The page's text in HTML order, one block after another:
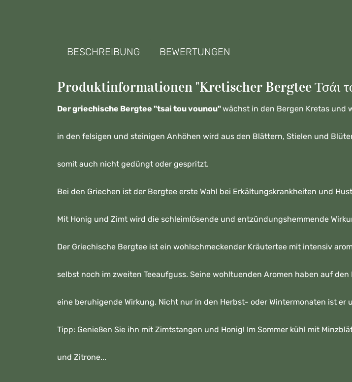
BESCHREIBUNG BEWERTUNGEN
Produktinformationen "Kretischer Bergtee Τσάι
Der griechische Bergtee "tsai tou vounou"wächst in den Bergen Kretas und
in den felsigen und steinigen Anhöhen wird aus den Blättern, Stielen und
somit auch nicht gedüngt oder gespritzt.
Bei den Griechen ist der Bergtee erste Wahl bei Erkältungskrankheiten und
Mit Honig und Zimt wird die schleimlösende und entzündungshemmende
Der Griechische Bergtee ist ein wohlschmeckender Kräutertee mit intensiv
selbst noch im zweiten Teeaufguss. Seine wohltuenden Aromen haben auf den
eine beruhigende Wirkung. Nicht nur in den Herbst- oder Wintermonaten ist er
Tipp: Genießen Sie ihn mit Zimtstangen und Honig! Im Sommer kühl mit
und Zitrone...